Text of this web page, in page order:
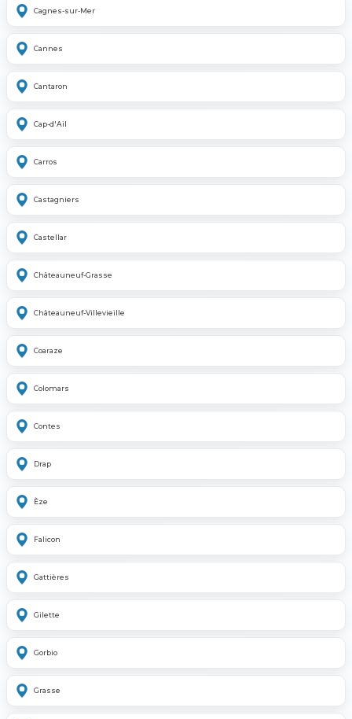
Cagnes-sur-Mer
Cannes
Cantaron
Cap-d'Ail
Carros
Castagniers
Castellar
Châteauneuf-Grasse
Châteauneuf-Villevieille
Coaraze
Colomars
Contes
Drap
Èze
Falicon
Gattières
Gilette
Gorbio
Grasse